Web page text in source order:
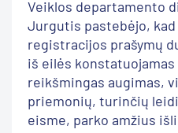
Veiklos departamento
Jurgutis pastebėjo, kad
registracijos prašymų
iš eilės
reikšmingas augimas,
priemonių, turinčių
eisme, parko amžius